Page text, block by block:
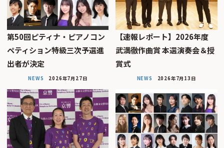
第50回ピティナ・ピアノコン
ペティション特級三次予選進
出者が決定
NEWS 2026年7月27日
【速報レポート】2026年度
武満徹作曲賞 本選演奏会＆授
賞式
NEWS 2026年7月13日